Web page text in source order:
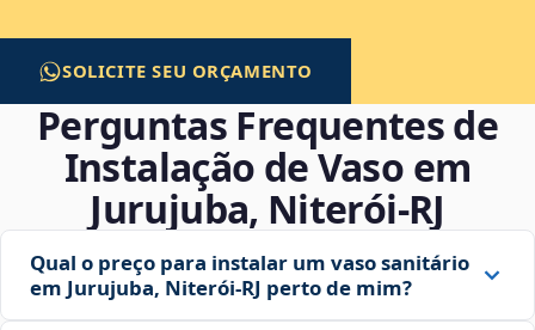
SOLICITE SEU ORÇAMENTO
Perguntas Frequentes de
Instalação de Vaso em
Jurujuba, Niterói‑RJ
Qual o preço para instalar um vaso sanitário
em Jurujuba, Niterói‑RJ perto de mim?